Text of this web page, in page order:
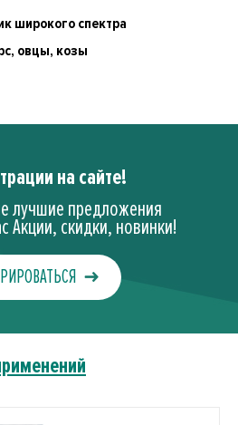
широкого спектра
овцы, козы
на сайте!
лучшие предложения
Акции, скидки, новинки!